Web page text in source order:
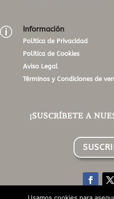
p Información
Política de Privacidad
Política de Cookies
Aviso Legal
Términos y Condiciones de
¡SUSCRÍBETE A